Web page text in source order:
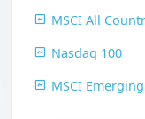
MSCI All
Nasdaq 100
MSCI